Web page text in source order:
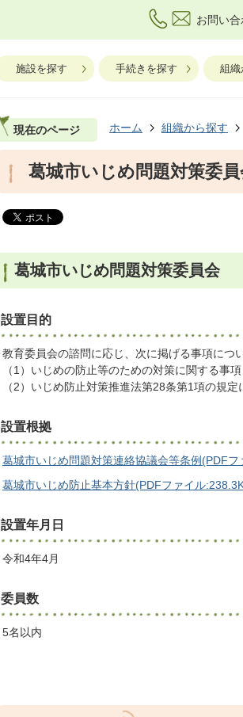
お問い
施設を探す 手続きを探す 組織
現在のページ ホーム 組織から探す
葛城市いじめ問題対策委
葛城市いじめ問題対策委員会
設置目的
教育委員会の諮問に応じ、次に掲げる事項につ
（1）いじめの防止等のための対策に関する事項
（2）いじめ防止対策推進法第28条第1項の規
設置根拠
葛城市いじめ問題対策連絡協議会等条例(PDFフ
葛城市いじめ防止基本方針(PDFファイル
設置年月日
令和4年4月
委員数
5名以内